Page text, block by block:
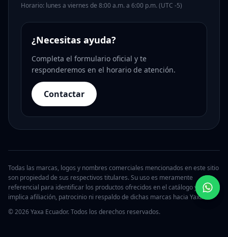
Horario: lunes a viernes de 8:00 a.m. a 6:00 p.m. (UTC -5)
¿Necesitas ayuda?
Completa el formulario oficial y te
responderemos en el horario de atención.
Contactar
Todas las marcas, logos y nombres comerciales mencionados en este sitio
son propiedad de sus respectivos titulares. Su uso es meramente
referencial para identificar los productos ofrecidos en el catálogo y no
implica afiliación, patrocinio ni respaldo de dichas marcas hacia Yaxa.
© 2026 Yaxa Ecuador. Todos los derechos reservados.